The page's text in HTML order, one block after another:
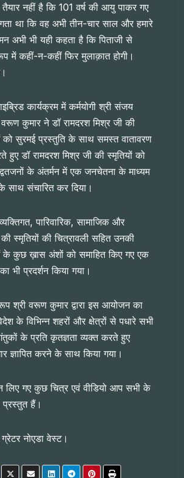
नहीं है कि 101 वर्ष की आयु पाकर गए
था कि वह अभी तीन-चार साल और हमारे
अभी भी यही कहता है कि पिताजी से
में कहीं-न-कहीं फिर मुलाक़ात होगी।
कार्यक्रम में कर्मयोगी श्री संजय
कुमार ने डॉ रामदरश मिश्र जी की
सुरमई प्रस्तुति के साथ समस्त वातावरण
हुए डॉ रामदरश मिश्र जी की स्मृतियों को
के अंतर्मन में एक जनचेतना के माध्यम
साथ संचारित कर दिया।
पारिवारिक, सामाजिक और
स्मृतियों की चित्रावली सहित उनकी
के कुछ ख़ास अंशों को समाहित किए गए एक
भी प्रदर्शन किया गया।
श्री वरूण कुमार द्वारा इस आयोजन का
के विभिन्न शहरों और क्षेत्रों से पधारे सभी
के प्रति कृतज्ञता व्यक्त करते हुए
ज्ञापित करने के साथ किया गया।
लिए गए कुछ चित्र एवं वीडियो आप सभी के
प्रस्तुत हैं।
नोएडा वेस्ट।